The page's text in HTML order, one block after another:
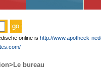
online is http://www.apotheek-
>Le bureau